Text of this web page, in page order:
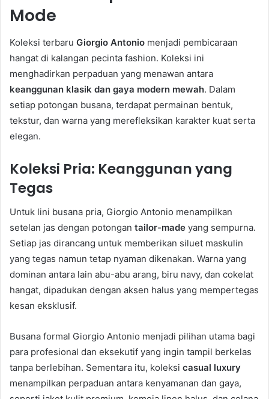
Mode
Koleksi terbaru Giorgio Antonio menjadi pembicaraan
hangat di kalangan pecinta fashion. Koleksi ini
menghadirkan perpaduan yang menawan antara
keanggunan klasik dan gaya modern mewah. Dalam
setiap potongan busana, terdapat permainan bentuk,
tekstur, dan warna yang merefleksikan karakter kuat serta
elegan.
Koleksi Pria: Keanggunan yang
Tegas
Untuk lini busana pria, Giorgio Antonio menampilkan
setelan jas dengan potongan tailor-made yang sempurna.
Setiap jas dirancang untuk memberikan siluet maskulin
yang tegas namun tetap nyaman dikenakan. Warna yang
dominan antara lain abu-abu arang, biru navy, dan cokelat
hangat, dipadukan dengan aksen halus yang mempertegas
kesan eksklusif.
Busana formal Giorgio Antonio menjadi pilihan utama bagi
para profesional dan eksekutif yang ingin tampil berkelas
tanpa berlebihan. Sementara itu, koleksi casual luxury
menampilkan perpaduan antara kenyamanan dan gaya,